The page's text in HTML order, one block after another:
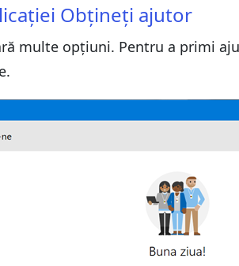
Obțineți ajutor
multe opțiuni. Pentru a primi